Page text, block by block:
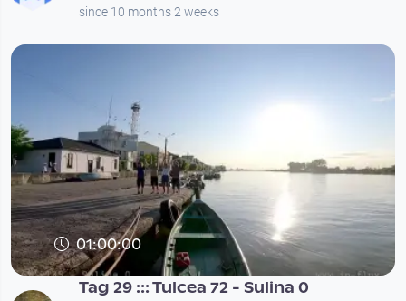
since 10 months 2 weeks
01:00:00
Tag 29 ::: Tulcea 72 - Sulina 0